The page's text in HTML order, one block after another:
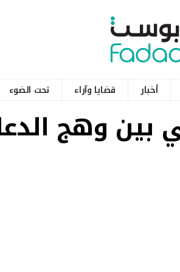
أخبار قضايا وآراء تحت الضوء
بين وهج